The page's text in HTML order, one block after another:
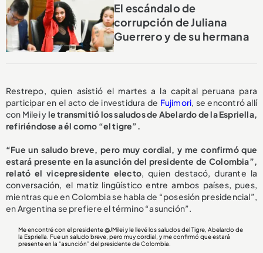
El escándalo de
corrupción de Juliana
Guerrero y de su hermana
Restrepo, quien asistió el martes a la capital peruana para
participar en el acto de investidura de Fujimori, se encontró allí
con Milei yle transmitió los saludos de Abelardo de la Espriella,
refiriéndose a él como “el tigre”.
“Fue un saludo breve, pero muy cordial, y me confirmó que
estará presente en la asunción del presidente de Colombia”,
relató el vicepresidente electo, quien destacó, durante la
conversación, el matiz lingüístico entre ambos países, pues,
mientras que en Colombia se habla de “posesión presidencial”,
en Argentina se prefiere el término “asunción”.
Me encontré con el presidente@JMileiy le llevé los saludos del Tigre, Abelardo de
la Espriella. Fue un saludo breve, pero muy cordial, y me confirmó que estará
presente en la “asunción” del presidente de Colombia.